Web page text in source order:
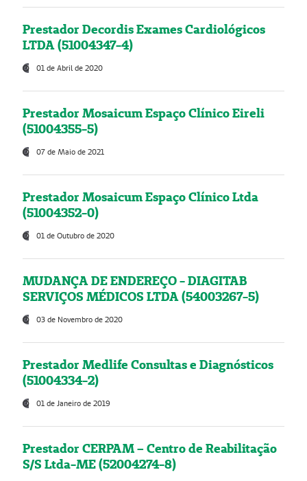
Prestador Decordis Exames Cardiológicos
LTDA (51004347-4)
01 de Abril de 2020
Prestador Mosaicum Espaço Clínico Eireli
(51004355-5)
07 de Maio de 2021
Prestador Mosaicum Espaço Clínico Ltda
(51004352-0)
01 de Outubro de 2020
MUDANÇA DE ENDEREÇO - DIAGITAB
SERVIÇOS MÉDICOS LTDA (54003267-5)
03 de Novembro de 2020
Prestador Medlife Consultas e Diagnósticos
(51004334-2)
01 de Janeiro de 2019
Prestador CERPAM – Centro de Reabilitação
S/S Ltda-ME (52004274-8)